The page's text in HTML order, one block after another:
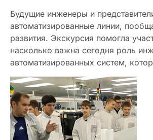
Будущие инженеры и
автоматизированные линии,
развития. Экскурсия помогла
насколько важна сегодня роль
автоматизированных систем,